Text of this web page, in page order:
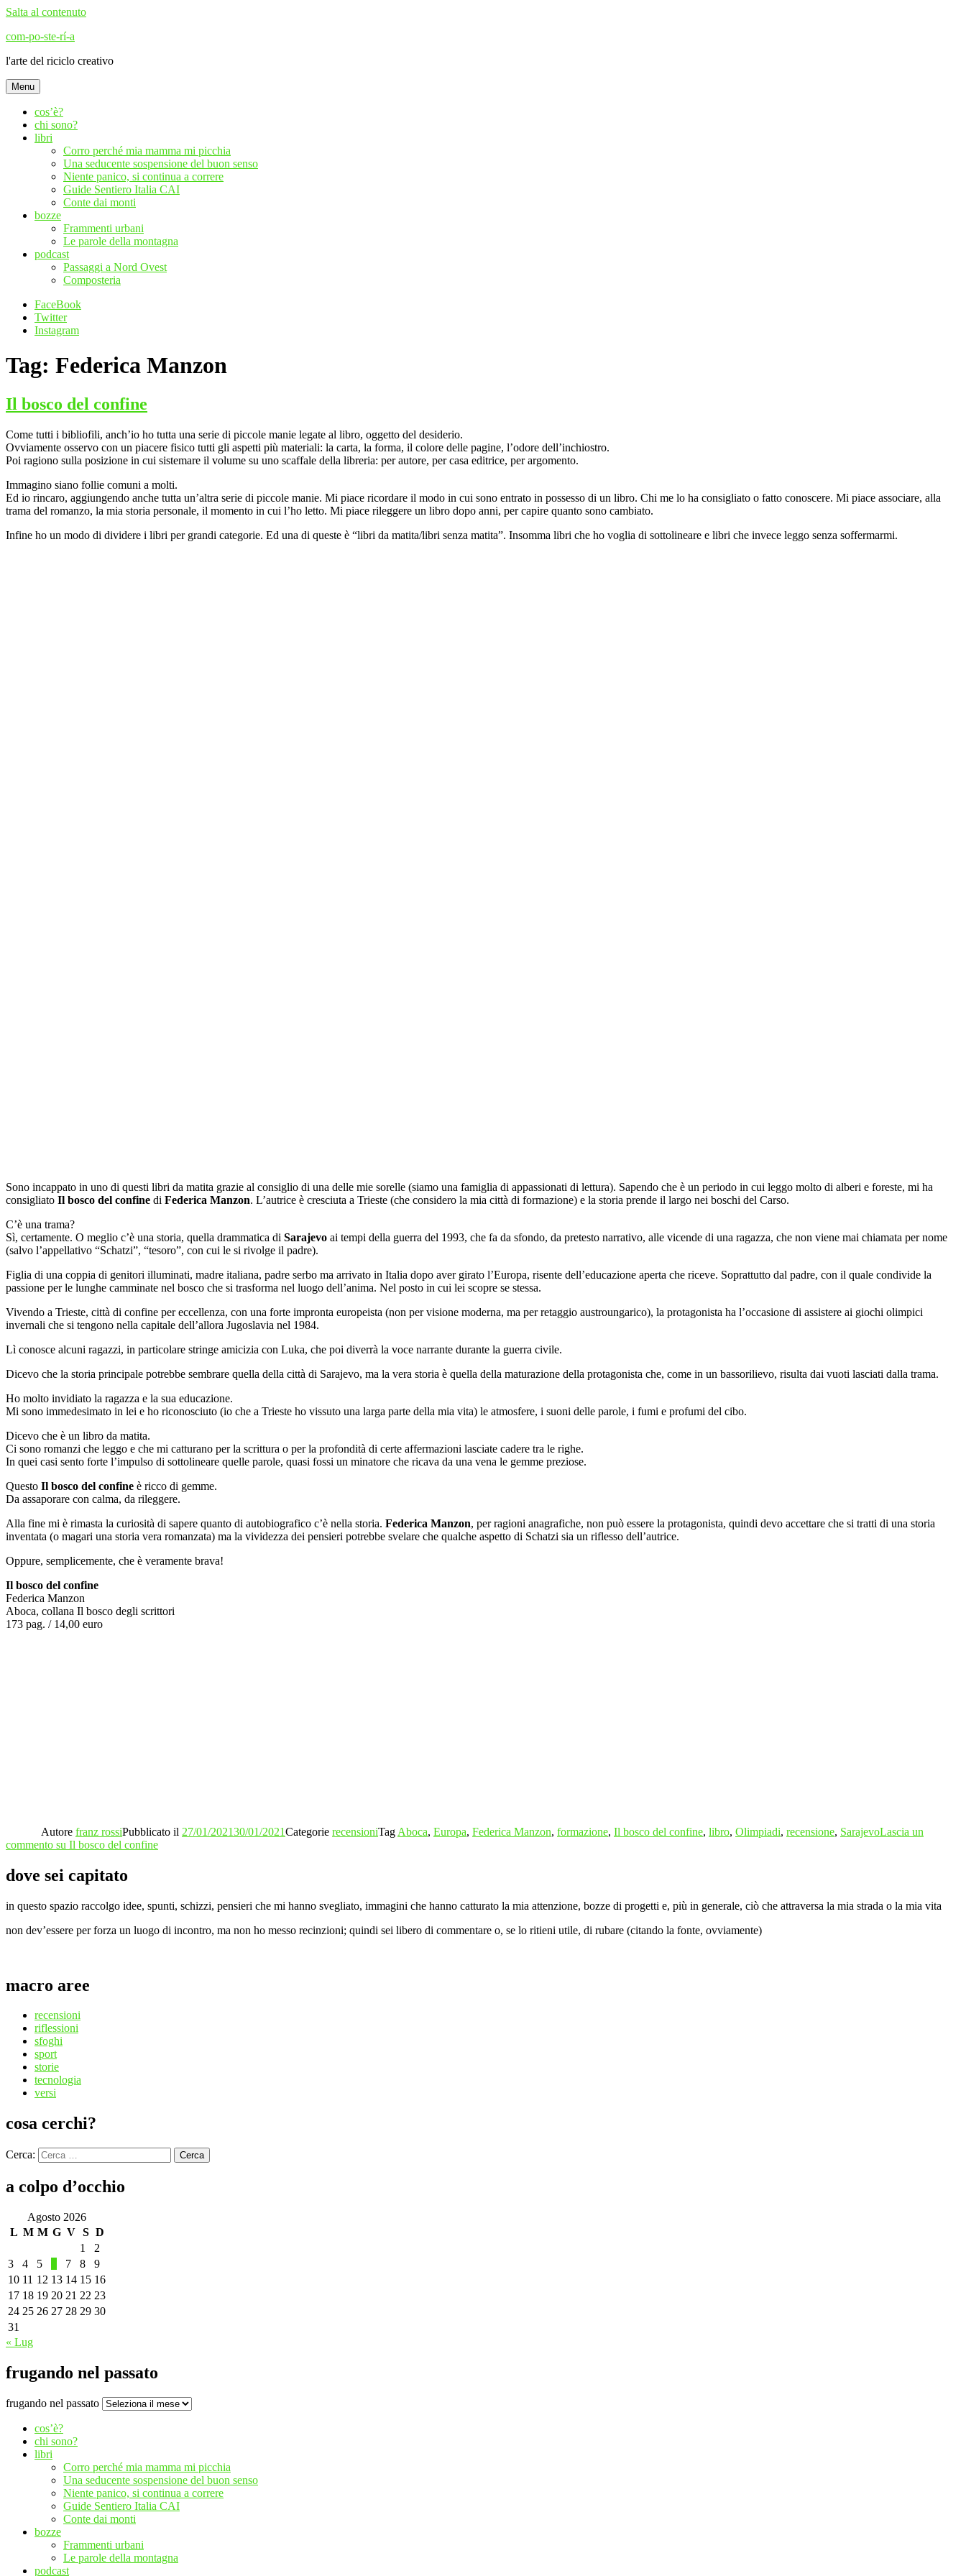
Salta al contenuto
com-po-ste-rí-a
l'arte del riciclo creativo
Menu
cos’è?
chi sono?
libri
Corro perché mia mamma mi picchia
Una seducente sospensione del buon senso
Niente panico, si continua a correre
Guide Sentiero Italia CAI
Conte dai monti
bozze
Frammenti urbani
Le parole della montagna
podcast
Passaggi a Nord Ovest
Composteria
FaceBook
Twitter
Instagram
Tag: Federica Manzon
Il bosco del confine
Come tutti i bibliofili, anch’io ho tutta una serie di piccole manie legate al libro, oggetto del desiderio.
Ovviamente osservo con un piacere fisico tutti gli aspetti più materiali: la carta, la forma, il colore delle pagine, l’odore dell’inchiostro.
Poi ragiono sulla posizione in cui sistemare il volume su uno scaffale della libreria: per autore, per casa editrice, per argomento.
Immagino siano follie comuni a molti.
Ed io rincaro, aggiungendo anche tutta un’altra serie di piccole manie. Mi piace ricordare il modo in cui sono entrato in possesso di un libro. Chi me lo ha consigliato o fatto conoscere. Mi piace associare, alla
trama del romanzo, la mia storia personale, il momento in cui l’ho letto. Mi piace rileggere un libro dopo anni, per capire quanto sono cambiato.
Infine ho un modo di dividere i libri per grandi categorie. Ed una di queste è “libri da matita/libri senza matita”. Insomma libri che ho voglia di sottolineare e libri che invece leggo senza soffermarmi.
Sono incappato in uno di questi libri da matita grazie al consiglio di una delle mie sorelle (siamo una famiglia di appassionati di lettura). Sapendo che è un periodo in cui leggo molto di alberi e foreste, mi ha
consigliato Il bosco del confine di Federica Manzon. L’autrice è cresciuta a Trieste (che considero la mia città di formazione) e la storia prende il largo nei boschi del Carso.
C’è una trama?
Sì, certamente. O meglio c’è una storia, quella drammatica di Sarajevo ai tempi della guerra del 1993, che fa da sfondo, da pretesto narrativo, alle vicende di una ragazza, che non viene mai chiamata per nome
(salvo l’appellativo “Schatzi”, “tesoro”, con cui le si rivolge il padre).
Figlia di una coppia di genitori illuminati, madre italiana, padre serbo ma arrivato in Italia dopo aver girato l’Europa, risente dell’educazione aperta che riceve. Soprattutto dal padre, con il quale condivide la
passione per le lunghe camminate nel bosco che si trasforma nel luogo dell’anima. Nel posto in cui lei scopre se stessa.
Vivendo a Trieste, città di confine per eccellenza, con una forte impronta europeista (non per visione moderna, ma per retaggio austroungarico), la protagonista ha l’occasione di assistere ai giochi olimpici
invernali che si tengono nella capitale dell’allora Jugoslavia nel 1984.
Lì conosce alcuni ragazzi, in particolare stringe amicizia con Luka, che poi diverrà la voce narrante durante la guerra civile.
Dicevo che la storia principale potrebbe sembrare quella della città di Sarajevo, ma la vera storia è quella della maturazione della protagonista che, come in un bassorilievo, risulta dai vuoti lasciati dalla trama.
Ho molto invidiato la ragazza e la sua educazione.
Mi sono immedesimato in lei e ho riconosciuto (io che a Trieste ho vissuto una larga parte della mia vita) le atmosfere, i suoni delle parole, i fumi e profumi del cibo.
Dicevo che è un libro da matita.
Ci sono romanzi che leggo e che mi catturano per la scrittura o per la profondità di certe affermazioni lasciate cadere tra le righe.
In quei casi sento forte l’impulso di sottolineare quelle parole, quasi fossi un minatore che ricava da una vena le gemme preziose.
Questo Il bosco del confine è ricco di gemme.
Da assaporare con calma, da rileggere.
Alla fine mi è rimasta la curiosità di sapere quanto di autobiografico c’è nella storia. Federica Manzon, per ragioni anagrafiche, non può essere la protagonista, quindi devo accettare che si tratti di una storia
inventata (o magari una storia vera romanzata) ma la vividezza dei pensieri potrebbe svelare che qualche aspetto di Schatzi sia un riflesso dell’autrice.
Oppure, semplicemente, che è veramente brava!
Il bosco del confine
Federica Manzon
Aboca, collana Il bosco degli scrittori
173 pag. / 14,00 euro
Autore franz rossiPubblicato il 27/01/202130/01/2021Categorie recensioniTag Aboca, Europa, Federica Manzon, formazione, Il bosco del confine, libro, Olimpiadi, recensione, SarajevoLascia un
commento su Il bosco del confine
dove sei capitato
in questo spazio raccolgo idee, spunti, schizzi, pensieri che mi hanno svegliato, immagini che hanno catturato la mia attenzione, bozze di progetti e, più in generale, ciò che attraversa la mia strada o la mia vita
non dev’essere per forza un luogo di incontro, ma non ho messo recinzioni; quindi sei libero di commentare o, se lo ritieni utile, di rubare (citando la fonte, ovviamente)
macro aree
recensioni
riflessioni
sfoghi
sport
storie
tecnologia
versi
cosa cerchi?
Cerca: Cerca
a colpo d’occhio
Agosto 2026
L M M G V S D
1
2
3
4 5 7 8
9
10 11 12 13 14 15 16
17 18 19 20 21 22 23
24 25 26 27 28 29 30
31
« Lug
frugando nel passato
frugando nel passato
cos’è?
chi sono?
libri
Corro perché mia mamma mi picchia
Una seducente sospensione del buon senso
Niente panico, si continua a correre
Guide Sentiero Italia CAI
Conte dai monti
bozze
Frammenti urbani
Le parole della montagna
podcast